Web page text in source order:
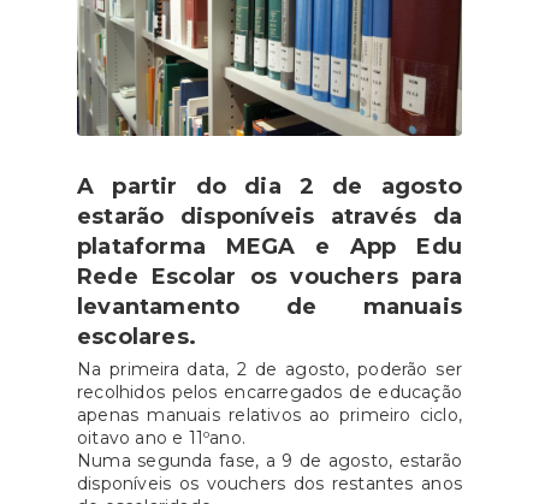
A partir do dia 2 de agosto
estarão disponíveis através da
plataforma MEGA e App Edu
Rede Escolar os vouchers para
levantamento de manuais
escolares.
Na primeira data, 2 de agosto, poderão ser
recolhidos pelos encarregados de educação
apenas manuais relativos ao primeiro ciclo,
oitavo ano e 11ºano.
Numa segunda fase, a 9 de agosto, estarão
disponíveis os vouchers dos restantes anos